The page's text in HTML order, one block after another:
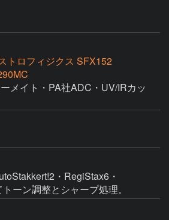
トロフィジクス SFX152
メイト・PA社ADC・UV/IRカッ
・RegiStax6・
ーン調整とシャープ処理。